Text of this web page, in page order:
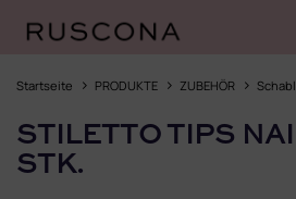
InhaltStartseite PRODUKTE ZUBEHÖR
STILETTO TIPS
STK.